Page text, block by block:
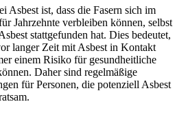
Asbest ist, dass die Fasern sich im
Jahrzehnte verbleiben können, selbst
stattgefunden hat. Dies bedeutet,
langer Zeit mit Asbest in Kontakt
einem Risiko für gesundheitliche
Daher sind regelmäßige
für Personen, die potenziell Asbest